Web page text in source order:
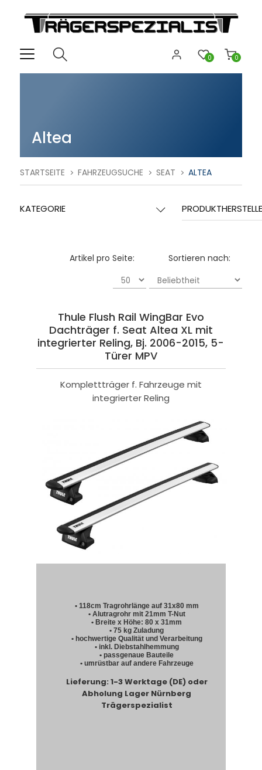
0
0
Altea
STARTSEITE FAHRZEUGSUCHE SEAT ALTEA
KATEGORIE
Sortieren nach:
Artikel pro Seite:
Thule Flush Rail WingBar Evo
Dachträger f. Seat Altea XL mit
integrierter Reling, Bj. 2006-2015, 5-
Türer MPV
Komplettträger f. Fahrzeuge mit
integrierter Reling
• 118cm Tragrohrlänge auf 31x80 mm
• Alutragrohr mit 21mm T-Nut
• Breite x Höhe: 80 x 31mm
• 75 kg Zuladung
• hochwertige Qualität und Verarbeitung
• inkl. Diebstahlhemmung
• passgenaue Bauteile
• umrüstbar auf andere Fahrzeuge
Lieferung: 1-3 Werktage (DE) oder
Abholung Lager Nürnberg
Trägerspezialist